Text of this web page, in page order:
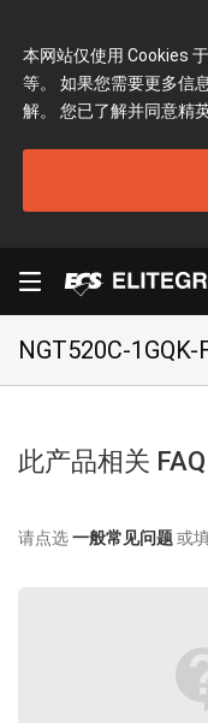
本网站仅使用 Cookies
等。 如果您需要更多信
解。 您已了解并同意精
NGT520C-1GQK-
此产品相关
请点选一般常见问题或